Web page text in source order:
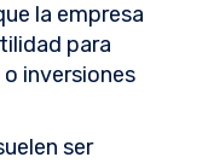
la empresa
para
inversiones
ser